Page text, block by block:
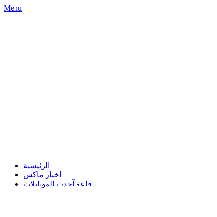
Menu
الرئيسية
أخبار ماكس
قاعة آحدث الموبايلات